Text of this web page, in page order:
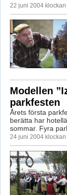
22 juni 2004
Modellen
parkfesten
Årets första
berätta har
sommar. Fyra
24 juni 2004